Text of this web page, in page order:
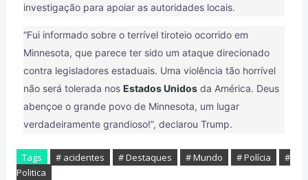
investigação para apoiar as autoridades locais.
“Fui informado sobre o terrível tiroteio ocorrido em
Minnesota, que parece ter sido um ataque direcionado
contra legisladores estaduais. Uma violência tão horrível
não será tolerada nos Estados Unidosda América. Deus
abençoe o grande povo de Minnesota, um lugar
verdadeiramente grandioso!”, declarou Trump.
Tags # acidentes # Destaques # Mundo # Polícia
#
Politica